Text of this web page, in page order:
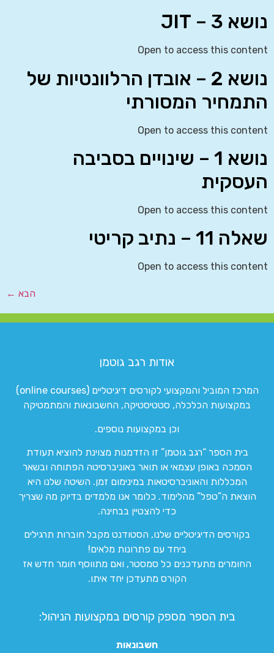
נושא 3 – JIT
Open to access this content
נושא 2 – אובדן הרלוונטיות של
התמחיר המסורתי
Open to access this content
נושא 1 – שינויים בסביבה
העסקית
Open to access this content
שאלה 11 – נתיב קריטי
Open to access this content
הבא ←
אודות רגב גוטמן
המרכז המוביל והמקצועי לקורסים דיגיטליים (online courses)
במקצועות הכלכלה, סטטיסטיקה, החשבונאות והמתמטיקה
וכן במקצועות נוספים.
בית הספר “רגב גוטמן” זו הזדמנות מצוינת להוציא תעודת
הסמכה באופן עצמאי או תואר באוניברסיטה הפתוחה ובשאר
המכללות והאוניברסיטאות במינימום זמן. השיטה שלנו היא
הוצאת ה”טפל” מהלימוד. כלומר אנו מלמדים בדיוק מה שצריך
כדי להצטיין בבחינה.
בקורסים הדיגיטליים שלנו, הסטודנט מקבל חוברות תרגילים
ביחד עם פתרונות מלאים!
החומרים מתעדכנים כל סמסטר, ואם מתווסף חומר חדש אז
הקורס מתעדכן יחד איתו.
בית הספר מספק קורסים במקצועות הניהול:
חשבונאות